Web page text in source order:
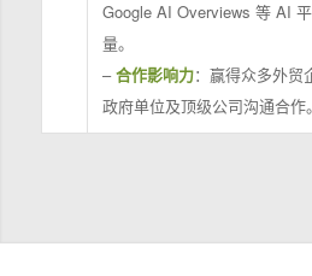
Google AI Overviews 等 AI
量。
–合作影响力：赢得众多外贸
政府单位及顶级公司沟通合作。